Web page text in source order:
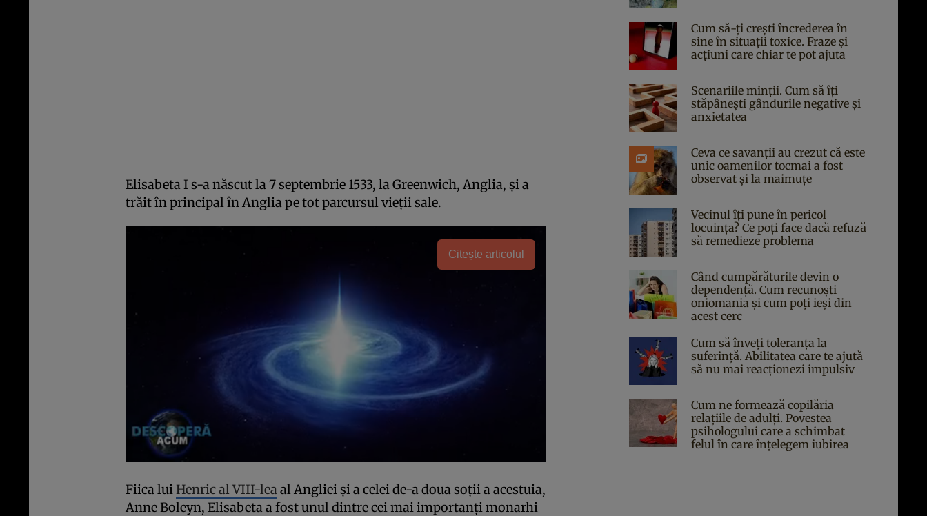
Elisabeta I s-a născut la 7 septembrie 1533, la Greenwich, Anglia, și a
trăit în principal în Anglia pe tot parcursul vieții sale.
Citește articolul
Fiica luiHenric al VIII-lea al Angliei și a celei de-a doua soții a acestuia,
Anne Boleyn, Elisabeta a fost unul dintre cei mai importanți monarhi
Cum să-ți crești încrederea în
sine în situații toxice. Fraze și
acțiuni care chiar te pot ajuta
Scenariile minții. Cum să îți
stăpânești gândurile negative și
anxietatea
Ceva ce savanții au crezut că este
unic oamenilor tocmai a fost
observat și la maimuțe
Vecinul îți pune în pericol
locuința? Ce poți face dacă refuză
să remedieze problema
Când cumpărăturile devin o
dependență. Cum recunoști
oniomania și cum poți ieși din
acest cerc
Cum să înveți toleranța la
suferință. Abilitatea care te ajută
să nu mai reacționezi impulsiv
Cum ne formează copilăria
relațiile de adulți. Povestea
psihologului care a schimbat
felul în care înțelegem iubirea